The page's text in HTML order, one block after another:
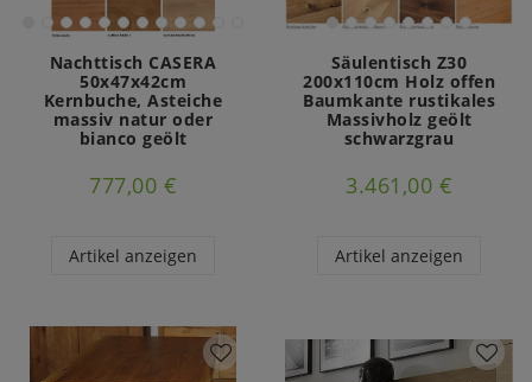
Nachttisch CASERA
50x47x42cm
Kernbuche, Asteiche
massiv natur oder
bianco geölt
777,00 €
Artikel anzeigen
Säulentisch Z30
200x110cm Holz offen
Baumkante rustikales
Massivholz geölt
schwarzgrau
3.461,00 €
Artikel anzeigen